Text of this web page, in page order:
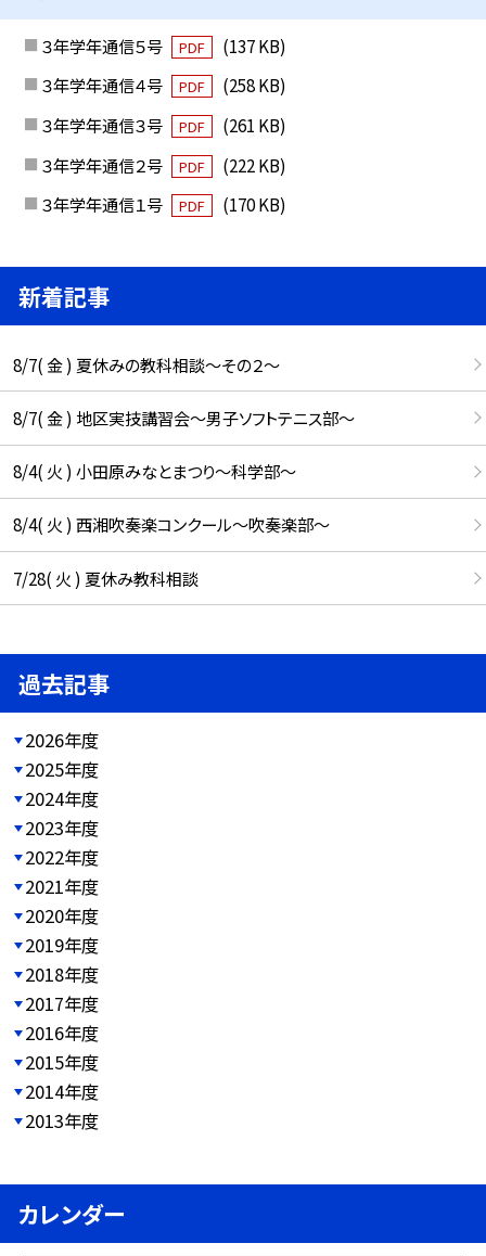
３年学年通信５号 PDF
(137 KB)
３年学年通信４号
PDF
(258 KB)
３年学年通信３号
PDF
(261 KB)
３年学年通信２号
PDF
(222 KB)
３年学年通信１号
PDF (170 KB)
新着記事
8/7( 金 ) 夏休みの教科相談～その２～
8/7( 金 ) 地区実技講習会～男子ソフトテニス部～
8/4( 火 ) 小田原みなとまつり～科学部～
8/4( 火 ) 西湘吹奏楽コンクール～吹奏楽部～
7/28( 火 ) 夏休み教科相談
過去記事
2026年度
2025年度
2024年度
2023年度
2022年度
2021年度
2020年度
2019年度
2018年度
2017年度
2016年度
2015年度
2014年度
2013年度
カレンダー